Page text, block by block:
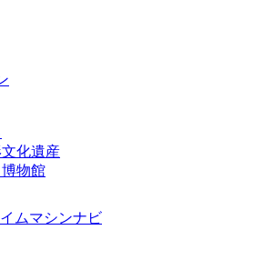
化遺産
物館
ムマシンナビ